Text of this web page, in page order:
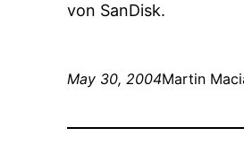
von SanDisk.
May 30, 2004Martin